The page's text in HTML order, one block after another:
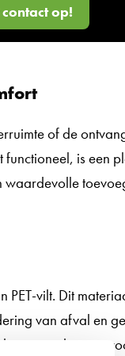
op!
of de
is een
waardevolle
vilt. Dit
van afval en
ga je daarom